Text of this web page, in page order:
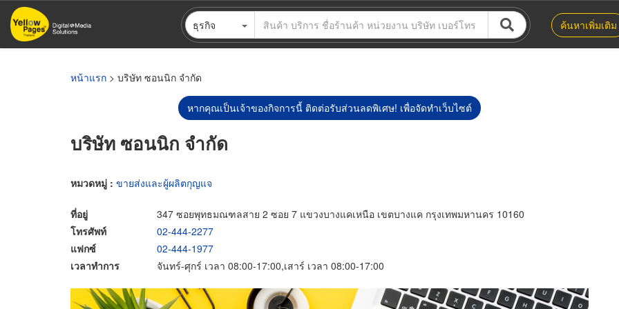
ข้าม
ไป
ธุรกิจ ค้นหาเพิ่มเติม
หน้าแรก > บริษัท ซอนนิก จำกัด
หากคุณเป็นเจ้าของกิจการนี้ ติดต่อรับส่วนลดพิเศษ! เพื่อจัดทำเว็บไซต์
บริษัท ซอนนิก จำกัด
หมวดหมู่ : ขายส่งและผู้ผลิตกุญแจ
ที่อยู่
347 ซอยพุทธมณฑลสาย 2 ซอย 7 แขวงบางแคเหนือ เขตบางแค กรุงเทพมหานคร 10160
โทรศัพท์
02-444-2277
แฟกซ์
02-444-1977
เวลาทำการ
จันทร์-ศุกร์ เวลา 08:00-17:00,เสาร์ เวลา 08:00-17:00